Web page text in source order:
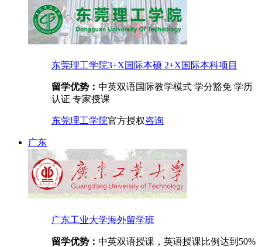
东莞理工学院3+X国际本硕 2+X国际本科项目
留学优势： 中英双语国际教学模式 学分豁免 学历
认证 专家授课
东莞理工学院官方授权咨询
广东
广东工业大学海外留学班
留学优势： 中英双语授课，英语授课比例达到50%